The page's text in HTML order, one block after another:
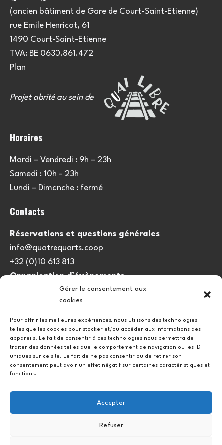
Gérer le consentement aux
cookies
Pour offrir les meilleures expériences, nous utilisons des technologies
telles que les cookies pour stocker et/ou accéder aux informations des
appareils. Le fait de consentir à ces technologies nous permettra de
traiter des données telles que le comportement de navigation ou les ID
uniques sur ce site. Le fait de ne pas consentir ou de retirer son
consentement peut avoir un effet négatif sur certaines caractéristiques et
fonctions.
Accepter
Refuser
(ancien bâtiment de Gare de Court-Saint-Etienne)
rue Emile Henricot, 61
1490 Court-Saint-Etienne
TVA: BE 0630.861.472
Plan
Projet abrité au sein de
Horaires
Mardi – Vendredi : 9h – 23h
Samedi : 10h – 23h
Lundi – Dimanche : fermé
Contacts
Réservations et questions générales
info@quatrequarts.coop
+32 (0)10 613 813
Organisation d’évènements
viedulieu@quatrequarts.coop
Politique de cookies (UE)